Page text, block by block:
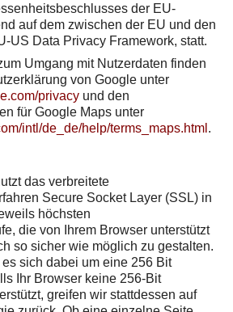
der EU-
auf dem zwischen der EU und den
US Data Privacy Framework, statt.
Umgang mit Nutzerdaten finden
von Google unter
privacy und den
für Google Maps unter
intl/de_de/help/terms_maps.html .
das verbreitete
Secure Socket Layer (SSL) in
höchsten
die von Ihrem Browser unterstützt
so sicher wie möglich zu gestalten.
es sich dabei um eine 256 Bit
Ihr Browser keine 256-Bit
greifen wir stattdessen auf